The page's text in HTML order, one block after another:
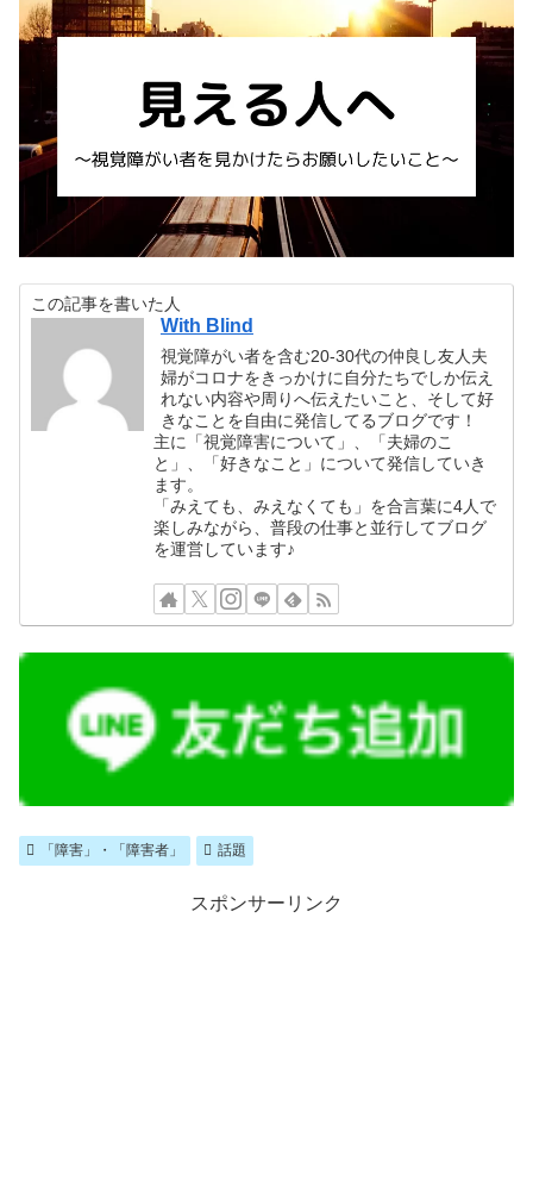
この記事を書いた人
With Blind
視覚障がい者を含む20-30代の仲良し友人夫
婦がコロナをきっかけに自分たちでしか伝え
れない内容や周りへ伝えたいこと、そして好
きなことを自由に発信してるブログです！
主に「視覚障害について」、「夫婦のこ
と」、「好きなこと」について発信していき
ます。
「みえても、みえなくても」を合言葉に4人で
楽しみながら、普段の仕事と並行してブログ
を運営しています♪
「障害」・「障害者」 話題
スポンサーリンク